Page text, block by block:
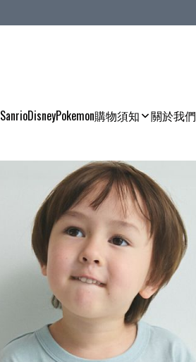
SanrioDisneyPokemon購物須知 關於我們